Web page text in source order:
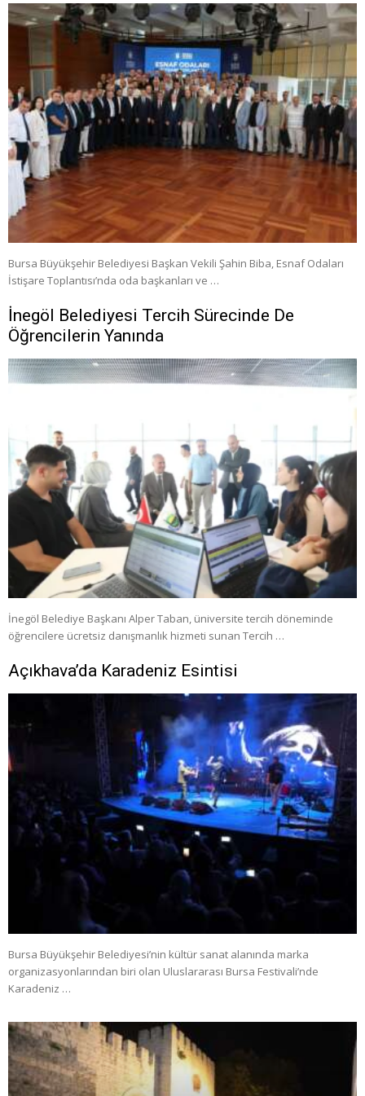
Bursa Büyükşehir Belediyesi Başkan Vekili Şahin Biba, Esnaf Odaları
İstişare Toplantısı’nda oda başkanları ve …
İnegöl Belediyesi Tercih Sürecinde De
Öğrencilerin Yanında
İnegöl Belediye Başkanı Alper Taban, üniversite tercih döneminde
öğrencilere ücretsiz danışmanlık hizmeti sunan Tercih …
Açıkhava’da Karadeniz Esintisi
Bursa Büyükşehir Belediyesi’nin kültür sanat alanında marka
organizasyonlarından biri olan Uluslararası Bursa Festivali’nde
Karadeniz …